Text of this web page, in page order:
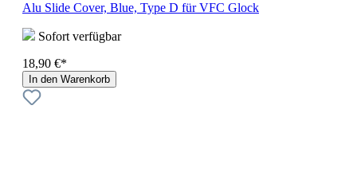
Alu Slide Cover, Blue, Type D für VFC Glock
Sofort verfügbar
18,90 €*
In den Warenkorb